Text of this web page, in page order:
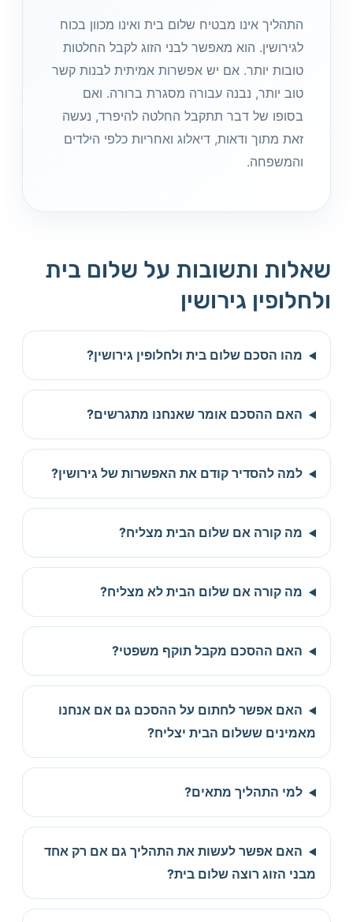
התהליך אינו מבטיח שלום בית ואינו מכוון בכוח
לגירושין. הוא מאפשר לבני הזוג לקבל החלטות
טובות יותר. אם יש אפשרות אמיתית לבנות קשר
טוב יותר, נבנה עבורה מסגרת ברורה. ואם
בסופו של דבר תתקבל החלטה להיפרד, נעשה
זאת מתוך ודאות, דיאלוג ואחריות כלפי הילדים
והמשפחה.
שאלות ותשובות על שלום בית
ולחלופין גירושין
מהו הסכם שלום בית ולחלופין גירושין?
האם ההסכם אומר שאנחנו מתגרשים?
למה להסדיר קודם את האפשרות של גירושין?
מה קורה אם שלום הבית מצליח?
מה קורה אם שלום הבית לא מצליח?
האם ההסכם מקבל תוקף משפטי?
האם אפשר לחתום על ההסכם גם אם אנחנו
מאמינים ששלום הבית יצליח?
למי התהליך מתאים?
האם אפשר לעשות את התהליך גם אם רק אחד
מבני הזוג רוצה שלום בית?